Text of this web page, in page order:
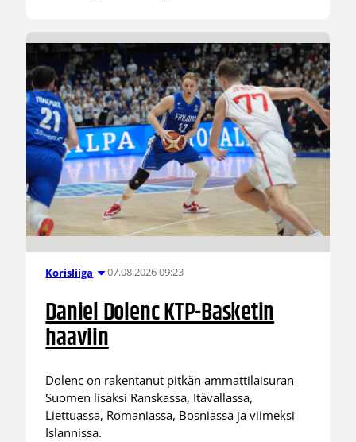
Korisliiga 07.08.2026 09:23
Daniel Dolenc KTP-Basketin
haaviin
Dolenc on rakentanut pitkän ammattilaisuran
Suomen lisäksi Ranskassa, Itävallassa,
Liettuassa, Romaniassa, Bosniassa ja viimeksi
Islannissa.